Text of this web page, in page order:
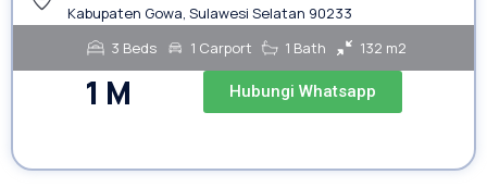
Kabupaten Gowa, Sulawesi Selatan 90233
3 Beds
1 Carport 1 Bath 132 m2
1 M Hubungi Whatsapp